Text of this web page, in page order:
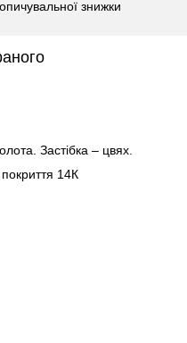
знижки
Застібка – цвях.
14К